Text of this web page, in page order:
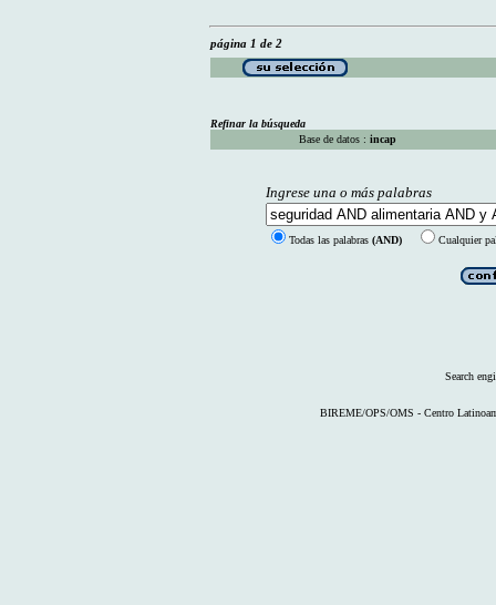
página 1 de 2
Refinar la búsqueda
Base de datos : incap
Ingrese una o más palabras
Todas las palabras (AND) Cualquier
Search
BIREME/OPS/OMS - Centro